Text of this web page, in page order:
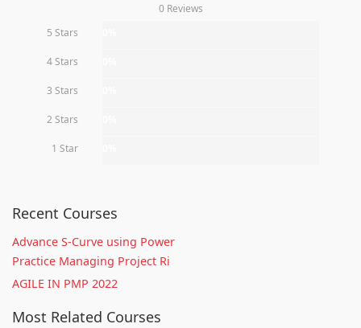
0 Reviews
5 Stars
4 Stars
3 Stars
2 Stars
1 Star
Recent Courses
Advance S-Curve using Power
Practice Managing Project Ri
AGILE IN PMP 2022
Most Related Courses